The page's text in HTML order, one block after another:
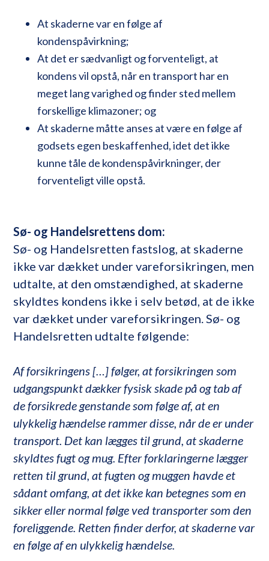
At skaderne var en følge af
kondenspåvirkning;
At det er sædvanligt og forventeligt, at
kondens vil opstå, når en transport har en
meget lang varighed og finder sted mellem
forskellige klimazoner; og
At skaderne måtte anses at være en følge af
godsets egen beskaffenhed, idet det ikke
kunne tåle de kondenspåvirkninger, der
forventeligt ville opstå.
Sø- og Handelsrettens dom:
Sø- og Handelsretten fastslog, at skaderne
ikke var dækket under vareforsikringen, men
udtalte, at den omstændighed, at skaderne
skyldtes kondens ikke i selv betød, at de ikke
var dækket under vareforsikringen. Sø- og
Handelsretten udtalte følgende:
Af forsikringens […] følger, at forsikringen som
udgangspunkt dækker fysisk skade på og tab af
de forsikrede genstande som følge af, at en
ulykkelig hændelse rammer disse, når de er under
transport. Det kan lægges til grund, at skaderne
skyldtes fugt og mug. Efter forklaringerne lægger
retten til grund, at fugten og muggen havde et
sådant omfang, at det ikke kan betegnes som en
sikker eller normal følge ved transporter som den
foreliggende. Retten finder derfor, at skaderne var
en følge af en ulykkelig hændelse.